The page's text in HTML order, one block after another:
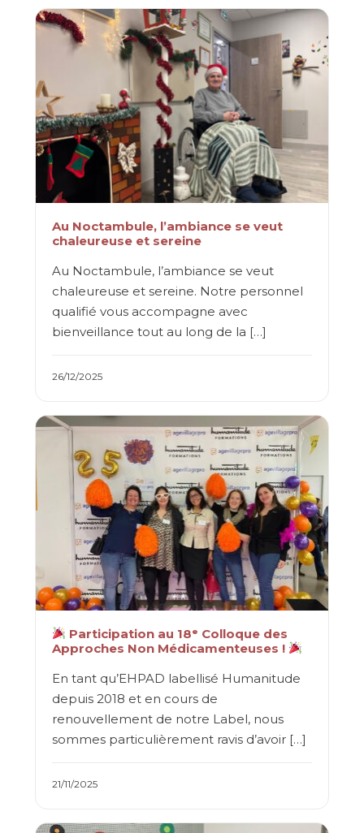
Au Noctambule, l’ambiance se veut
chaleureuse et sereine
Au Noctambule, l’ambiance se veut
chaleureuse et sereine. Notre personnel
qualifié vous accompagne avec
bienveillance tout au long de la […]
26/12/2025
Participation au 18ᵉ Colloque des
Approches Non Médicamenteuses !
En tant qu’EHPAD labellisé Humanitude
depuis 2018 et en cours de
renouvellement de notre Label, nous
sommes particulièrement ravis d’avoir […]
21/11/2025